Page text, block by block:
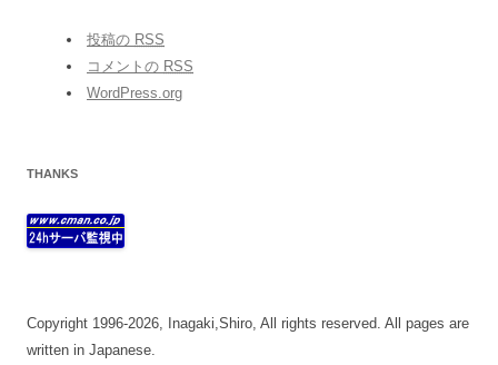
投稿の RSS
コメントの RSS
WordPress.org
THANKS
Copyright 1996-2026, Inagaki,Shiro, All rights reserved. All pages are
written in Japanese.